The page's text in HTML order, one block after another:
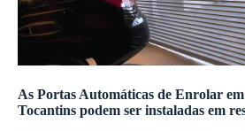
As Portas Automáticas de Enrolar em
Tocantins podem ser instaladas em